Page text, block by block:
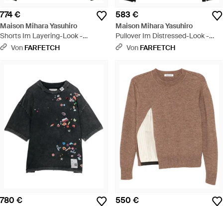
774 €
Maison Mihara Yasuhiro
Shorts Im Layering-Look -
Schwarz
Von FARFETCH
583 €
Maison Mihara Yasuhiro
Pullover Im Distressed-Look -
Schwarz
Von FARFETCH
780 € 550 €